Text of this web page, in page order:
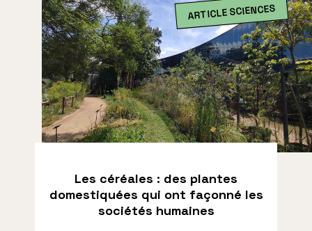
ARTICLE SCIENCES
Les céréales : des plantes
domestiquées qui ont façonné les
sociétés humaines